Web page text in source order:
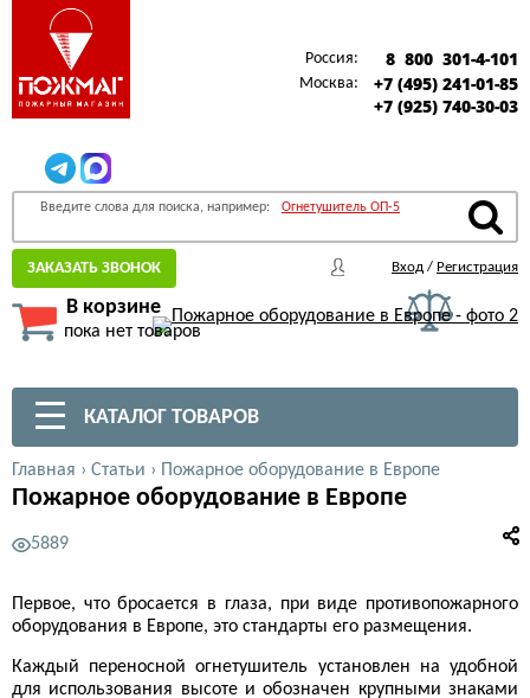
Россия: 8 800 301-4-101
Москва:
+7 (495) 241-01-85
+7 (925) 740-30-03
Введите слова для поиска, например: Огнетушитель ОП-5
ЗАКАЗАТЬ ЗВОНОК Вход / Регистрация
В корзине
пока нет товаров
КАТАЛОГ ТОВАРОВ
Главная › Статьи › Пожарное оборудование в Европе
Пожарное оборудование в Европе
5889
Первое, что бросается в глаза, при виде противопожарного
оборудования в Европе, это стандарты его размещения.
Каждый переносной огнетушитель установлен на удобной
для использования высоте и обозначен крупными знаками